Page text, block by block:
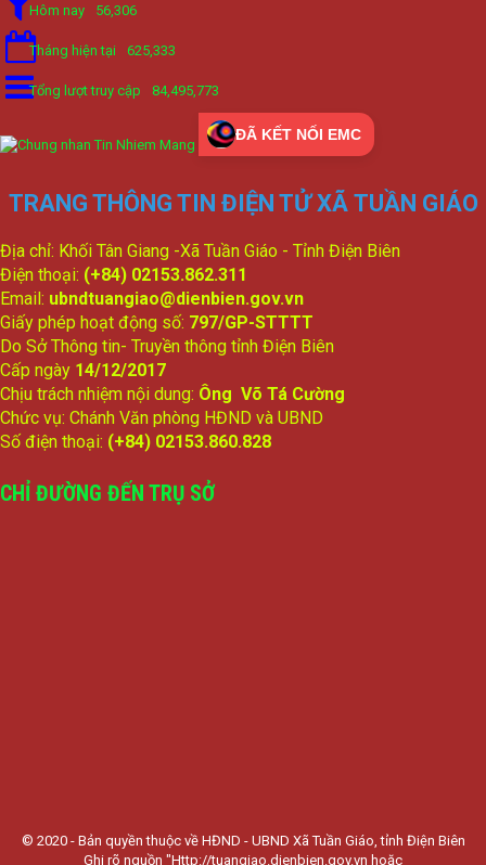
Hôm nay 56,306
Tháng hiện tại 625,333
Tổng lượt truy cập 84,495,773
ĐÃ KẾT NỐI EMC
TRANG THÔNG TIN ĐIỆN TỬ XÃ TUẦN GIÁO
Địa chỉ: Khối Tân Giang -Xã Tuần Giáo - Tỉnh Điện Biên
Điện thoại: (+84) 02153.862.311
Email: ubndtuangiao@dienbien.gov.vn
Giấy phép hoạt động số: 797/GP-STTTT
Do Sở Thông tin- Truyền thông tỉnh Điện Biên
Cấp ngày 14/12/2017
Chịu trách nhiệm nội dung: Ông Võ Tá Cường
Chức vụ: Chánh Văn phòng HĐND và UBND
Số điện thoại: (+84) 02153.860.828
CHỈ ĐƯỜNG ĐẾN TRỤ SỞ
© 2020 - Bản quyền thuộc về HĐND - UBND Xã Tuần Giáo, tỉnh Điện Biên
Ghi rõ nguồn "Http://tuangiao.dienbien.gov.vn hoặc